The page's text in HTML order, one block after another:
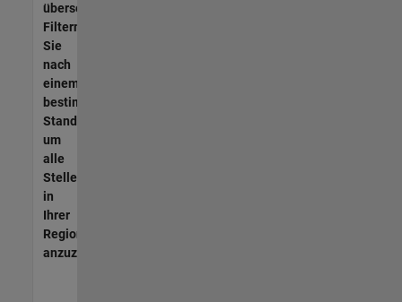
übersetzt.
Filtern
Sie
nach
einem
bestimmten
Standort,
um
alle
Stellenangebote
in
Ihrer
Region
anzuzeigen.